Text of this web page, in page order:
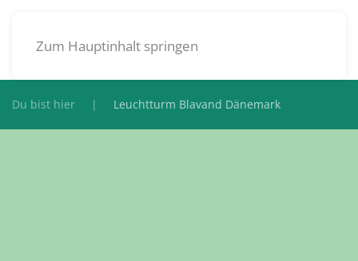
Zum Hauptinhalt springen
Du bist hier Leuchtturm Blavand Dänemark